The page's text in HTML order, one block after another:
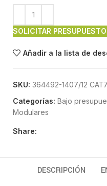
SOLICITAR PRESUPUESTO
Añadir a la lista de
SKU: 364492-1407/12 CAT7
Categorías: Bajo
Modulares
Share:
DESCRIPCIÓN